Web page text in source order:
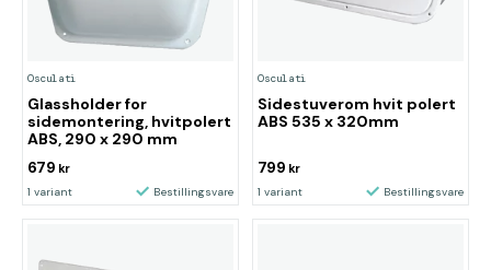
Osculati
Glassholder for
sidemontering, hvitpolert
ABS, 290 x 290 mm
679 kr
1 variant Bestillingsvare
Osculati
Sidestuverom hvit polert
ABS 535 x 320mm
799 kr
1 variant Bestillingsvare